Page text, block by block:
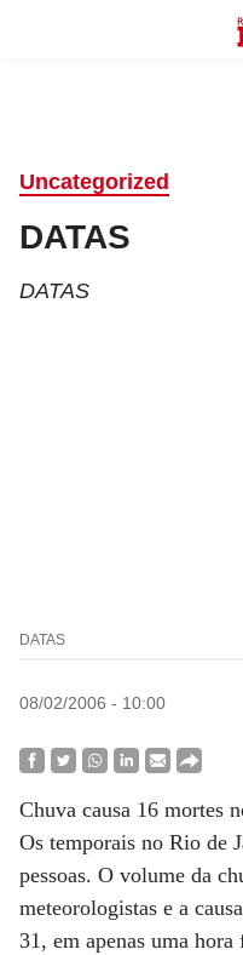
Uncategorized
DATAS
DATAS
DATAS
08/02/2006 - 10:00
Chuva causa 16 mortes
Os temporais no Rio de
pessoas. O volume da
meteorologistas e a
31, em apenas uma